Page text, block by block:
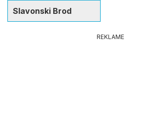
Slavonski Brod
REKLAME